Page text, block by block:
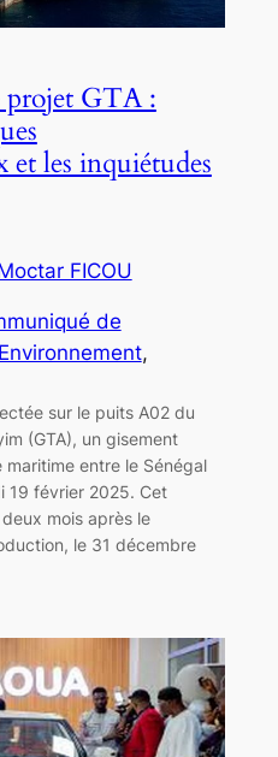
projet GTA :
les inquiétudes
FICOU
de
Environnement
sur le puits A02 du
(GTA), un gisement
entre le Sénégal
19 février 2025. Cet
mois après le
le 31 décembre